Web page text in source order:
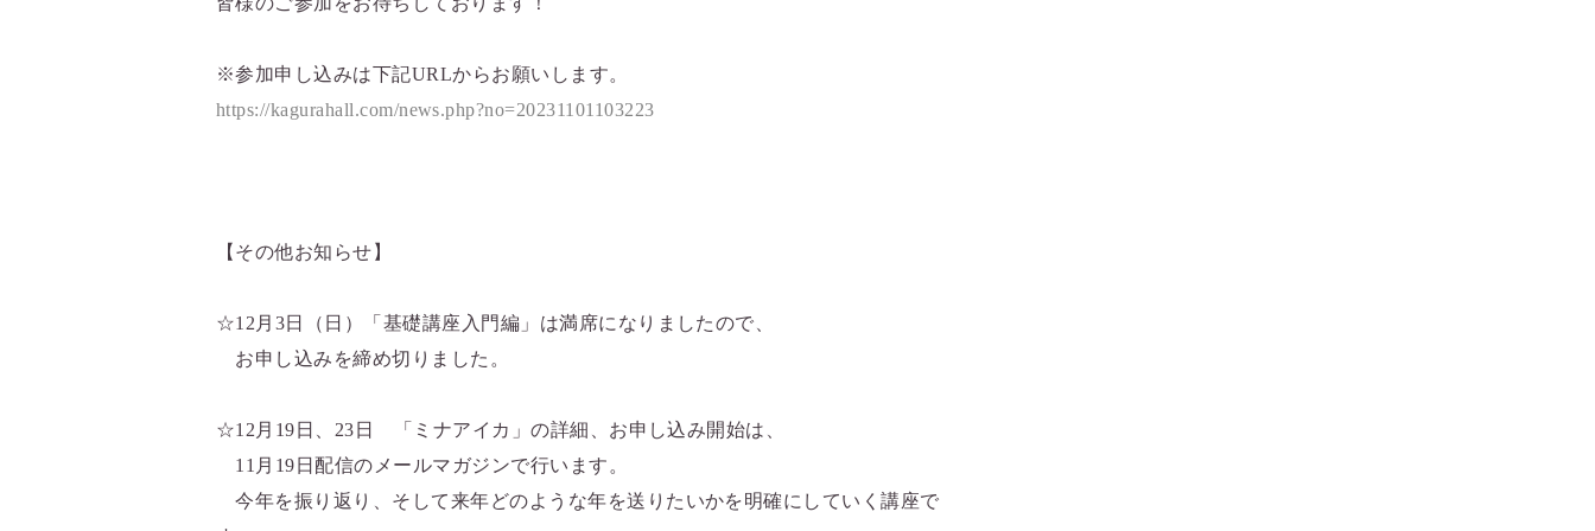
※参加申し込みは下記URLからお願いします。
https://kagurahall.com/news.php?no=20231101103223
【その他お知らせ】
☆12月3日（日）「基礎講座入門編」は満席になりましたので、
お申し込みを締め切りました。
☆12月19日、23日 「ミナアイカ」の詳細、お申し込み開始は、
11月19日配信のメールマガジンで行います。
今年を振り返り、そして来年どのような年を送りたいかを明確にしていく講座で